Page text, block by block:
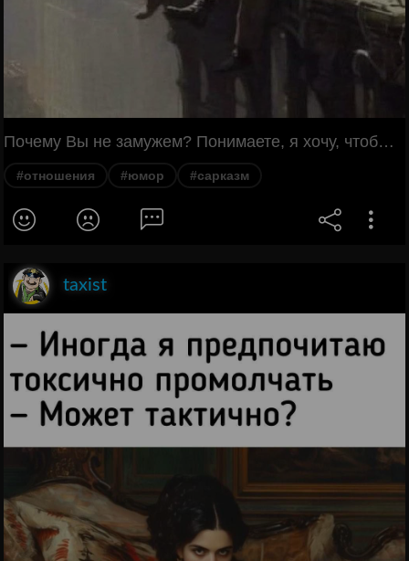
Почему Вы не замужем? Понимаете, я хочу, чтобы его интересовало не мое тело, или деньги, а интересовала моя ДУША! Вы ищете дьявола?
#отношения #юмор #сарказм
taxist